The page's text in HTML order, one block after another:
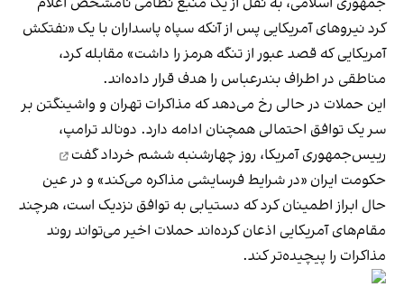
کرد نیروهای آمریکایی پس از آنکه سپاه پاسداران با یک «نفتکش
آمریکایی که قصد عبور از تنگه هرمز را داشت» مقابله کرد،
مناطقی در اطراف بندرعباس را هدف قرار داده‌اند.
این حملات در حالی رخ می‌دهد که مذاکرات تهران و واشینگتن بر
سر یک توافق احتمالی همچنان ادامه دارد. دونالد ترامپ،
رییس‌جمهوری آمریکا، روز چهارشنبه ششم خردادگفت
حکومت ایران «در شرایط فرسایشی مذاکره می‌کند» و در عین
حال ابراز اطمینان کرد که دستیابی به توافق نزدیک است، هرچند
مقام‌های آمریکایی اذعان کرده‌اند حملات اخیر می‌تواند روند
مذاکرات را پیچیده‌تر کند.